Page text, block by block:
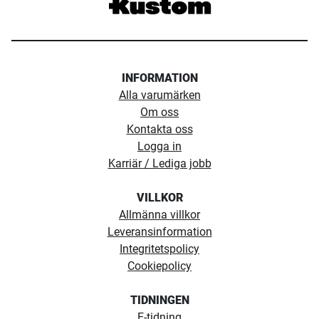
INFORMATION
Alla varumärken
Om oss
Kontakta oss
Logga in
Karriär / Lediga jobb
VILLKOR
Allmänna villkor
Leveransinformation
Integritetspolicy
Cookiepolicy
TIDNINGEN